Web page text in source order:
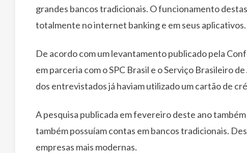
grandes bancos tradicionais. O funcionamento
totalmente no internet banking e em seus aplicativos.
De acordo com um levantamento publicado pela
em parceria com o SPC Brasil e o Serviço Brasileiro
dos entrevistados já haviam utilizado um cartão de
A pesquisa publicada em fevereiro deste ano
também possuíam contas em bancos tradicionais.
empresas mais modernas.